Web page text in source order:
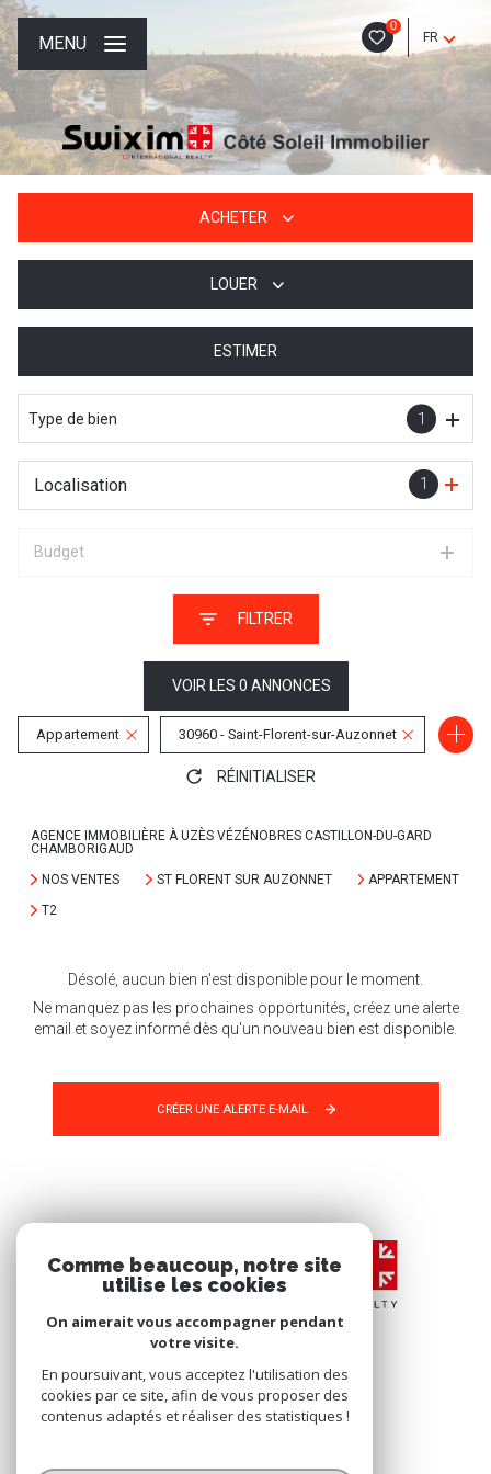
0
FR
MENU
ACHETER
De l'immo pro
LOUER
De l'immo pro
ESTIMER
Type de bien 1
1
Localisation
Budget
FILTRER
VOIR LES 0 ANNONCES
Appartement 30960 - Saint-Florent-sur-Auzonnet
RÉINITIALISER
AGENCE IMMOBILIÈRE À UZÈS VÉZÉNOBRES CASTILLON-DU-GARD
CHAMBORIGAUD
NOS VENTES
ST FLORENT SUR AUZONNET
APPARTEMENT
T2
Désolé, aucun bien n'est disponible pour le moment.
Ne manquez pas les prochaines opportunités, créez une alerte
email et soyez informé dès qu'un nouveau bien est disponible.
CRÉER UNE ALERTE E-MAIL
Comme beaucoup, notre site
utilise les cookies
On aimerait vous accompagner pendant
votre visite.
En poursuivant, vous acceptez l'utilisation des
cookies par ce site, afin de vous proposer des
contenus adaptés et réaliser des statistiques !